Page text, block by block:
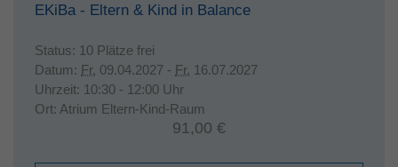
EKiBa - Eltern & Kind in Balance
Status: 10 Plätze frei
Datum: Fr. 09.04.2027 - Fr. 16.07.2027
Uhrzeit: 10:30 - 12:00 Uhr
Ort: Atrium Eltern-Kind-Raum
91,00 €